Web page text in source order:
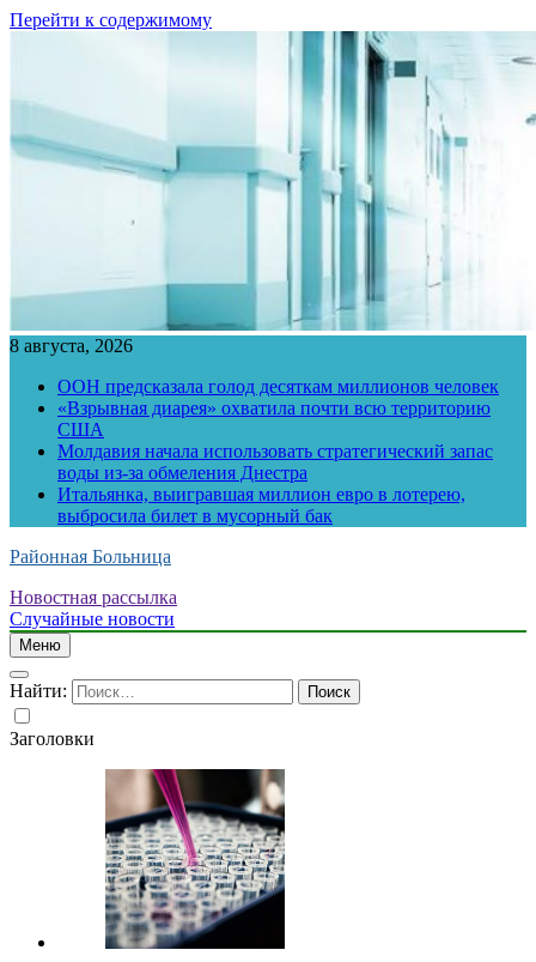
Перейти к содержимому
8 августа, 2026
ООН предсказала голод десяткам миллионов человек
«Взрывная диарея» охватила почти всю территорию
США
Молдавия начала использовать стратегический запас
воды из-за обмеления Днестра
Итальянка, выигравшая миллион евро в лотерею,
выбросила билет в мусорный бак
Районная Больница
Новостная рассылка
Случайные новости
Меню
Найти:
Заголовки